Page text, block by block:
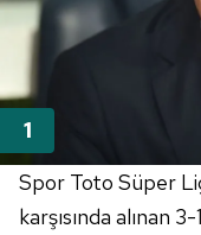
Spor Toto Süper
karşısında alınan